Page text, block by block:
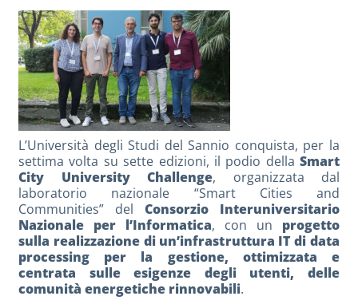
L’Università degli Studi del Sannio conquista, per la
settima volta su sette edizioni, il podio della Smart
City University Challenge, organizzata dal
laboratorio nazionale “Smart Cities and
Communities” del Consorzio Interuniversitario
Nazionale per l’Informatica, con un progetto
sulla realizzazione di un’infrastruttura IT di data
processing per la gestione, ottimizzata e
centrata sulle esigenze degli utenti, delle
comunità energetiche rinnovabili.